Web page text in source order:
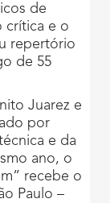
de
crítica e o
repertório
de 55
Juarez e
por
e da
ano, o
recebe o
Paulo –